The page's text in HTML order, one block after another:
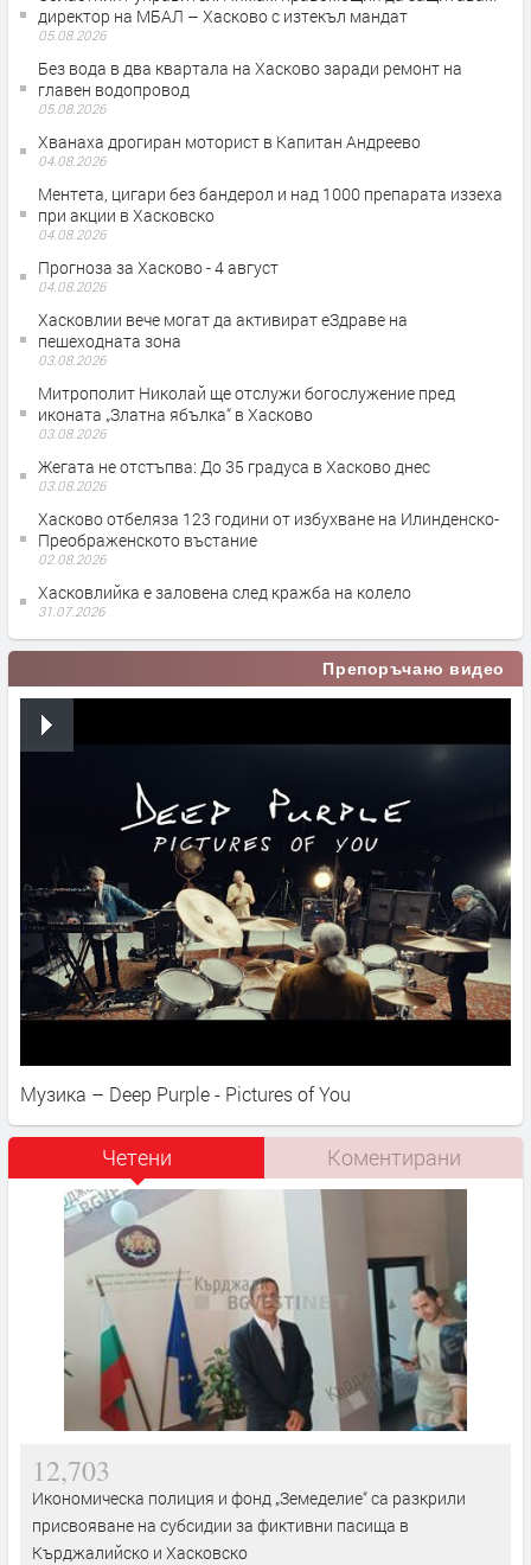
директор на МБАЛ – Хасково с изтекъл мандат
05.08.2026
Без вода в два квартала на Хасково заради ремонт на
главен водопровод
05.08.2026
Хванаха дрогиран моторист в Капитан Андреево
04.08.2026
Ментета, цигари без бандерол и над 1000 препарата иззеха
при акции в Хасковско
04.08.2026
Прогноза за Хасково - 4 август
04.08.2026
Хасковлии вече могат да активират еЗдраве на
пешеходната зона
03.08.2026
Митрополит Николай ще отслужи богослужение пред
иконата „Златна ябълка“ в Хасково
03.08.2026
Жегата не отстъпва: До 35 градуса в Хасково днес
03.08.2026
Хасково отбеляза 123 години от избухване на Илинденско-
Преображенското въстание
02.08.2026
Хасковлийка е заловена след кражба на колело
31.07.2026
Препоръчано видео
Музика – Deep Purple - Pictures of You
Четени Коментирани
12,703
Икономическа полиция и фонд „Земеделие“ са разкрили
присвояване на субсидии за фиктивни пасища в
Кърджалийско и Хасковско